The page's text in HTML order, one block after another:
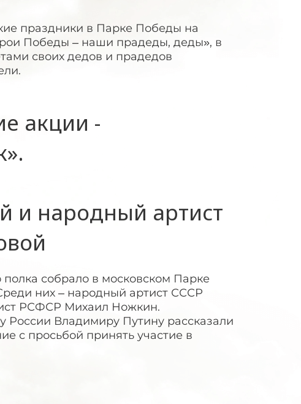
праздники в Парке Победы на
Победы – наши прадеды, деды», в
своих дедов и прадедов
акции -
и народный артист
собрало в московском Парке
них – народный артист СССР
РСФСР Михаил Ножкин.
России Владимиру Путину рассказали
с просьбой принять участие в